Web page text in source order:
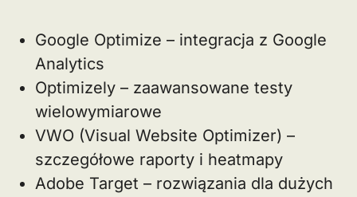
Google Optimize – integracja z Google
Analytics
Optimizely – zaawansowane testy
wielowymiarowe
VWO (Visual Website Optimizer) –
szczegółowe raporty i heatmapy
Adobe Target – rozwiązania dla dużych